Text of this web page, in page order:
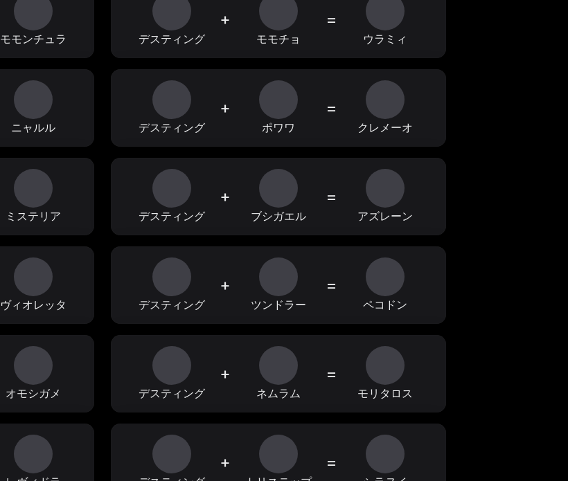
モモンチュラ デスティング
+
モモチョ
=
ウラミィ
ニャルル デスティング
+
ポワワ
=
クレメーオ
ミステリア デスティング
+
ブシガエル
=
アズレーン
ヴィオレッタ デスティング
+
ツンドラー
=
ペコドン
オモシガメ デスティング
+
ネムラム
=
モリタロス
+ =